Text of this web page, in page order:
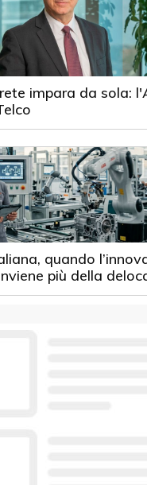
impara da sola:
quando
più della